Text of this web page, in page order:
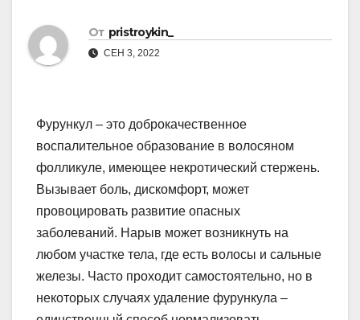
От pristroykin_
СЕН 3, 2022
Фурункул – это доброкачественное
воспалительное образование в волосяном
фолликуле, имеющее некротический стержень.
Вызывает боль, дискомфорт, может
провоцировать развитие опасных
заболеваний. Нарыв может возникнуть на
любом участке тела, где есть волосы и сальные
железы. Часто проходит самостоятельно, но в
некоторых случаях удаление фурункула –